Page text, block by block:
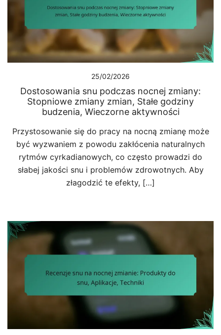
25/02/2026
Dostosowania snu podczas nocnej zmiany:
Stopniowe zmiany zmian, Stałe godziny
budzenia, Wieczorne aktywności
Przystosowanie się do pracy na nocną zmianę może
być wyzwaniem z powodu zakłócenia naturalnych
rytmów cyrkadianowych, co często prowadzi do
słabej jakości snu i problemów zdrowotnych. Aby
złagodzić te efekty, […]